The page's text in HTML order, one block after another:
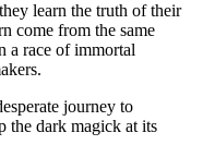
learn the truth of their
come from the same
a race of immortal
journey to
the dark magick at its